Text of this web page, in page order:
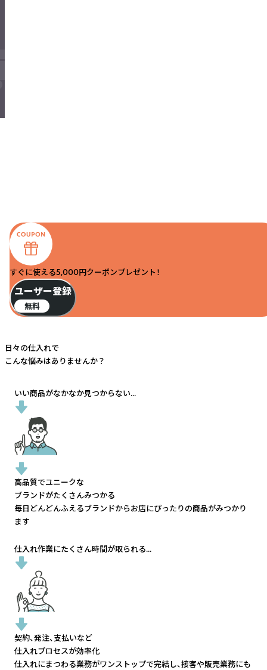
すぐに使える5,000円クーポンプレゼント！
ユーザー登録
無料
日々の仕入れで
こんな悩みはありませんか？
いい商品がなかなか見つからない...
高品質でユニークな
ブランドがたくさんみつかる
毎日どんどんふえるブランドからお店にぴったりの商品がみつかり
ます
仕入れ作業にたくさん時間が取られる...
契約、発注、支払いなど
仕入れプロセスが効率化
仕入れにまつわる業務がワンストップで完結し、接客や販売業務にも